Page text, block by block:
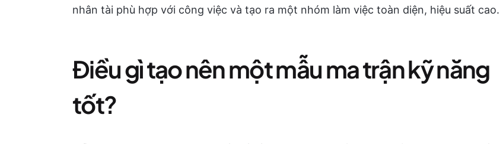
nhân tài phù hợp với công việc và tạo ra một nhóm làm việc toàn diện, hiệu suất cao.
Điều gì tạo nên một mẫu ma trận kỹ năng
tốt?